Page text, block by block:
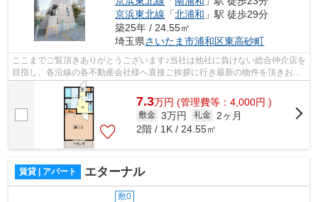
京浜東北線 「北浦和 」駅 徒歩29分
築25年 / 24.55㎡
埼玉県さいたま市浦和区東高砂町
ここまでご覧頂きありがとうございます♪当社は他社に負けない総合仲介店を
目指し、各沿線の各不動産会社様へ直接ご挨拶に行き最新の物件を頂きお客
様へ提供しております！最新の情報は...
7.3万円 (管理費等：4,000円 )
敷金 3万円 礼金
2ヶ月
2階 / 1K / 24.55㎡
賃貸 | アパート エターナル
敷0